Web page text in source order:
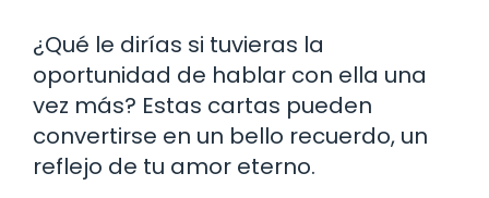
¿Qué le dirías si tuvieras la
oportunidad de hablar con ella una
vez más? Estas cartas pueden
convertirse en un bello recuerdo, un
reflejo de tu amor eterno.